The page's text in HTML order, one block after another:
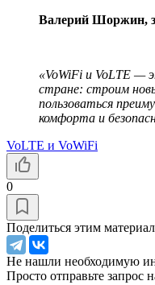
Валерий Шоржин,
«VoWiFi и VoLTE —
стране: строим
пользоваться
комфорта и
VoLTE и VoWiFi
0
Поделиться этим
Не нашли необходимую
Просто отправьте